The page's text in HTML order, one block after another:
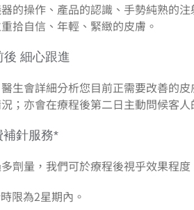
的操作、產品的認識、手勢純熟的
拾自信、年輕、緊緻的皮膚。
後 細心跟進
生會詳細分析您目前正需要改善的
；亦會在療程後第二日主動問候客
補針服務*
劑量，我們可於療程後視乎效果程
限為2星期內。